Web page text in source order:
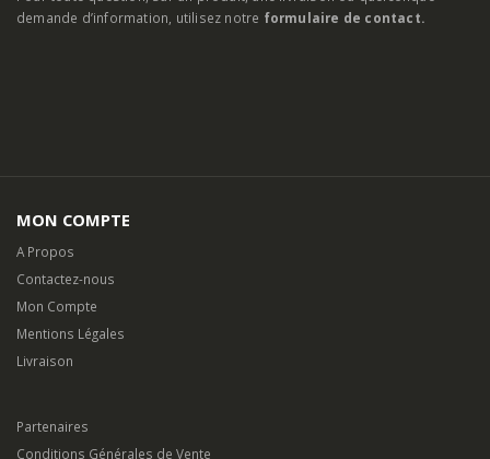
demande d’information, utilisez notre formulaire de contact.
MON COMPTE
A Propos
Contactez-nous
Mon Compte
Mentions Légales
Livraison
Partenaires
Conditions Générales de Vente